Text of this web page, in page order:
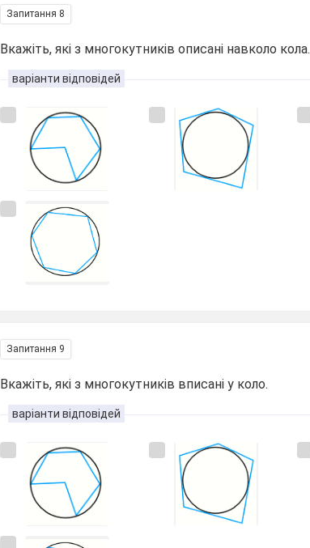
Запитання 8
Вкажіть, які з многокутників описані навколо кола.
варіанти відповідей
Запитання 9
Вкажіть, які з многокутників вписані у коло.
варіанти відповідей